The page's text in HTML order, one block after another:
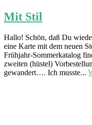
Mit Stil
Hallo! Schön, daß Du
eine Karte mit dem neuen
Frühjahr-Sommerkatalog
zweiten (hüstel)
gewandert…. Ich musste...